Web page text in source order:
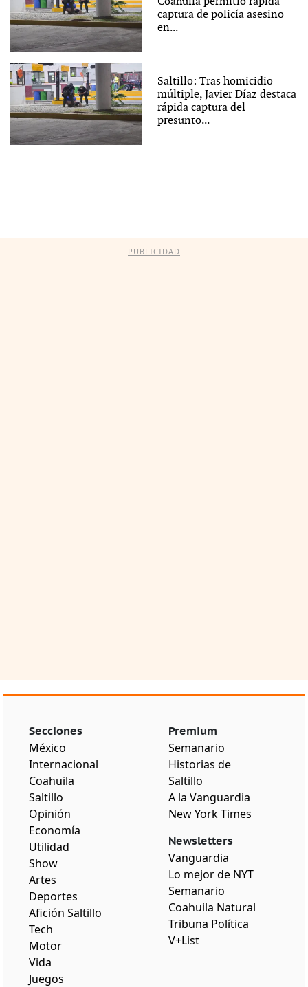
captura de policía asesino
en...
Saltillo: Tras homicidio
múltiple, Javier Díaz destaca
rápida captura del
presunto...
PUBLICIDAD
Secciones
México
Internacional
Coahuila
Saltillo
Opinión
Economía
Utilidad
Show
Artes
Deportes
Afición Saltillo
Tech
Motor
Vida
Juegos
Premium
Semanario
Historias de
Saltillo
A la Vanguardia
New York Times
Newsletters
Vanguardia
Lo mejor de NYT
Semanario
Coahuila Natural
Tribuna Política
V+List